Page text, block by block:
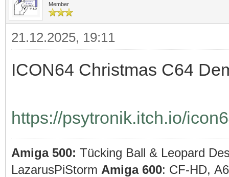
Member
21.12.2025, 19:11
ICON64 Christmas C64
https://psytronik.itch.io/
Amiga 500: Tücking Ball & Leopard
LazarusPiStorm Amiga 600: CF-HD,